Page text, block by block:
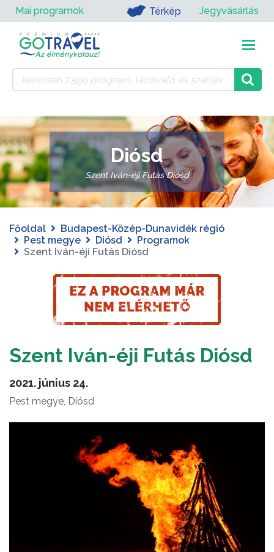
Mai programok Térkép Jegyvásárlás
Diósd
Szent Iván-éji Futás Diósd
Főoldal
Budapest-Közép-Dunavidék régió
Pest megye
Diósd
Programok
Szent Iván-éji Futás Diósd
Szent Iván-éji Futás Diósd
2021. június 24.
Pest megye, Diósd